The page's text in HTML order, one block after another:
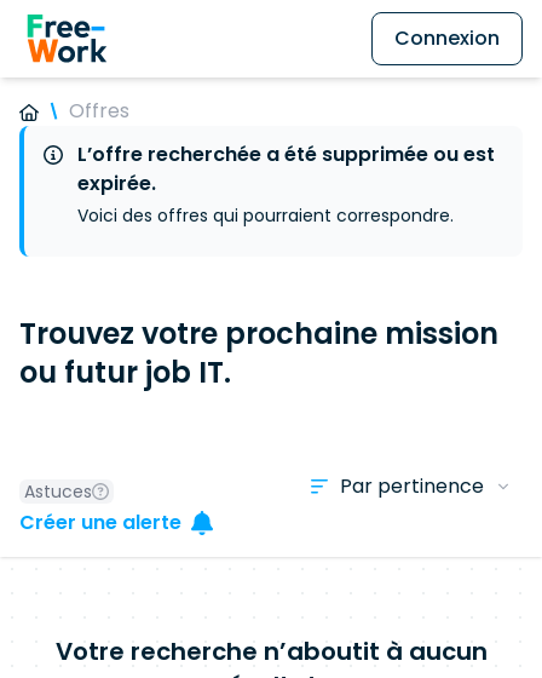
Connexion
Offres
L’offre recherchée a été supprimée ou est
expirée.
Voici des offres qui pourraient correspondre.
Trouvez votre prochaine mission
ou futur job IT.
Astuces
Créer une alerte
Votre recherche n’aboutit à aucun